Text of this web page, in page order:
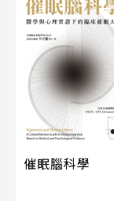
催眠腦科學